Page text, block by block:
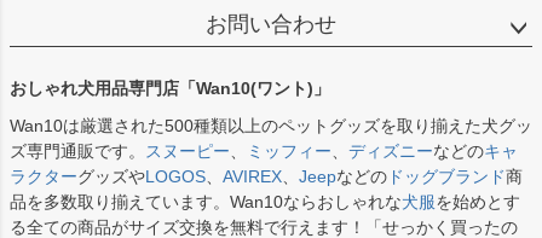
お問い合わせ
おしゃれ犬用品専門店「Wan10(ワント)」
Wan10は厳選された500種類以上のペットグッズを取り揃えた犬グッ
ズ専門通販です。
スヌーピー ミッフィー ディズニーなどのキャ
ラクターグッズやLOGOS AVIREX Jeepなどの ドッグブランド商
品を多数取り揃えています。Wan10ならおしゃれな犬服を始めとす
る全ての商品がサイズ交換を無料で行えます！「せっかく買ったの